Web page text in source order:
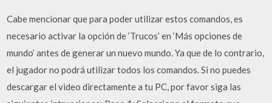
Cabe mencionar que para poder utilizar estos comandos, es
necesario activar la opción de ‘Trucos’ en ‘Más opciones de
mundo’ antes de generar un nuevo mundo. Ya que de lo contrario,
el jugador no podrá utilizar todos los comandos. Si no puedes
descargar el video directamente a tu PC, por favor siga las